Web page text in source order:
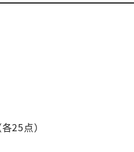
25点）